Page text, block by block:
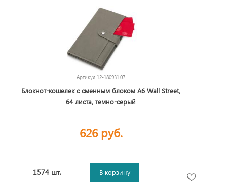
Артикул 12-180931.07
Блокнот-кошелек с сменным блоком А6 Wall Street,
64 листа, темно-серый
626 руб.
1574 шт. В корзину